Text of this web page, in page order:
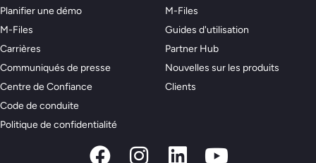
Planifier une démo
M-Files
Carrières
Communiqués de presse
Centre de Confiance
Code de conduite
Politique de confidentialité
M-Files
Guides d'utilisation
Partner Hub
Nouvelles sur les produits
Clients